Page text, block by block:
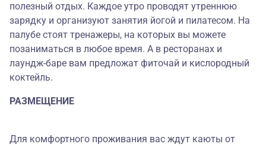
полезный отдых. Каждое утро проводят утреннюю
зарядку и организуют занятия йогой и пилатесом. На
палубе стоят тренажеры, на которых вы можете
позаниматься в любое время. А в ресторанах и
лаундж-баре вам предложат фиточай и кислородный
коктейль.
РАЗМЕЩЕНИЕ
Для комфортного проживания вас ждут каюты от